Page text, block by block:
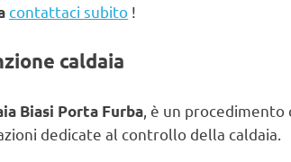
contattaci subito !
caldaia
Biasi Porta Furba , è un
dedicate al controllo della caldaia.